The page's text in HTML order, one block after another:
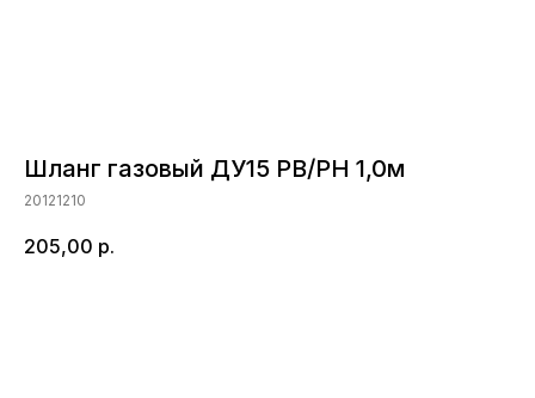
Шланг газовый ДУ15 РВ/РН 1,0м
20121210
205,00 р.